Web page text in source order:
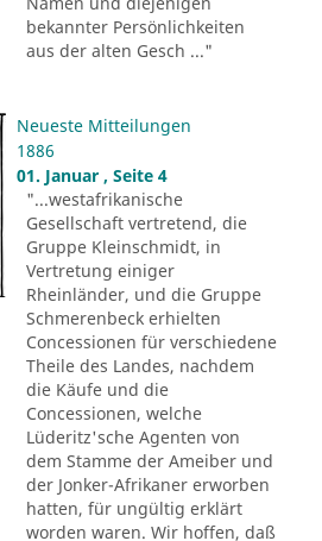
bekannter Persönlichkeiten
aus der alten Gesch ..."
Neueste Mitteilungen
1886
01. Januar , Seite 4
"...westafrikanische
Gesellschaft vertretend, die
Gruppe Kleinschmidt, in
Vertretung einiger
Rheinländer, und die Gruppe
Schmerenbeck erhielten
Concessionen für verschiedene
Theile des Landes, nachdem
die Käufe und die
Concessionen, welche
Lüderitz'sche Agenten von
dem Stamme der Ameiber und
der Jonker-Afrikaner erworben
hatten, für ungültig erklärt
worden waren. Wir hoffen, daß